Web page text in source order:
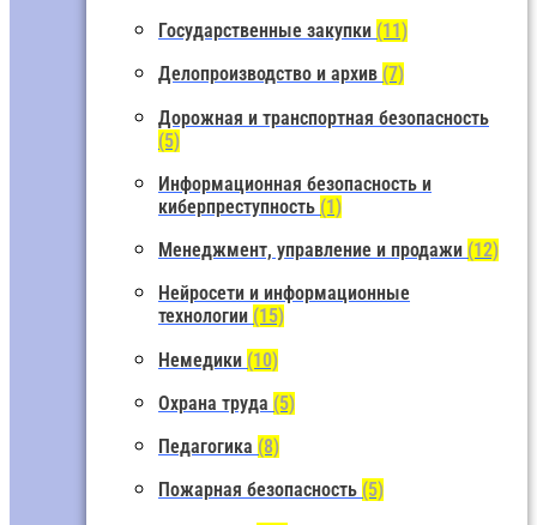
Государственные закупки (11)
Делопроизводство и архив (7)
Дорожная и транспортная безопасность
(5)
Информационная безопасность и
киберпреступность (1)
Менеджмент, управление и продажи (12)
Нейросети и информационные
технологии (15)
Немедики (10)
Охрана труда (5)
Педагогика (8)
Пожарная безопасность (5)